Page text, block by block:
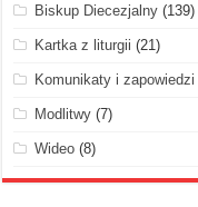
Biskup Diecezjalny (139)
Kartka z liturgii (21)
Komunikaty i zapowiedzi
Modlitwy (7)
Wideo (8)